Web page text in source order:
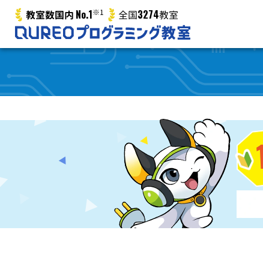
教室数国内 No.1※1 全国3274教室